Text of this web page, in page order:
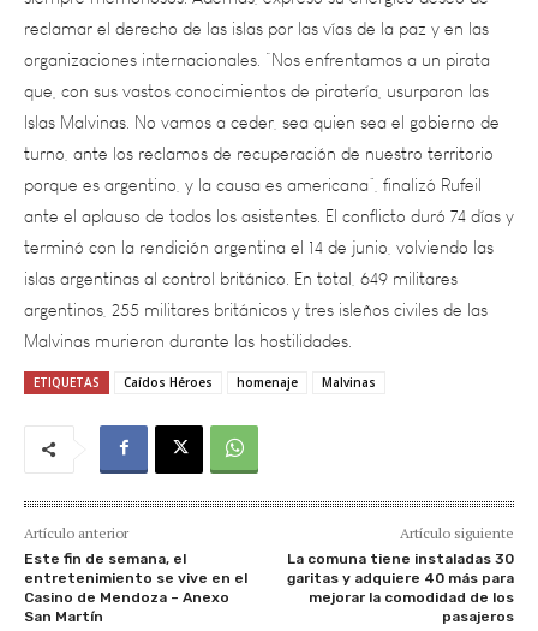
que, con sus vastos conocimientos de piratería, usurparon las
Islas Malvinas. No vamos a ceder, sea quien sea el gobierno de
turno, ante los reclamos de recuperación de nuestro territorio
porque es argentino, y la causa es americana”, finalizó Rufeil
ante el aplauso de todos los asistentes. El conflicto duró 74 días y
terminó con la rendición argentina el 14 de junio, volviendo las
islas argentinas al control británico. En total, 649 militares
argentinos, 255 militares británicos y tres isleños civiles de las
Malvinas murieron durante las hostilidades.
ETIQUETAS Caídos Héroes homenaje Malvinas
Artículo anterior
Este fin de semana, el
entretenimiento se vive en el
Casino de Mendoza – Anexo
San Martín
Artículo siguiente
La comuna tiene instaladas 30
garitas y adquiere 40 más para
mejorar la comodidad de los
pasajeros